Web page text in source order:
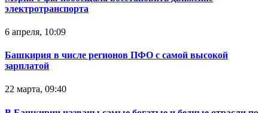
электротранспорта
6 апреля, 10:09
Башкирия в числе регионов ПФО с самой высокой
зарплатой
22 марта, 09:40